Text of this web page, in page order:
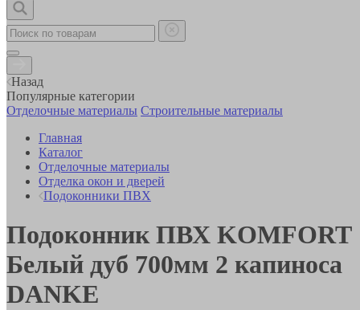
Назад
Популярные категории
Отделочные материалы Строительные материалы
Главная
Каталог
Отделочные материалы
Отделка окон и дверей
Подоконники ПВХ
Подоконник ПВХ KOMFORT
Белый дуб 700мм 2 капиноса
DANKE